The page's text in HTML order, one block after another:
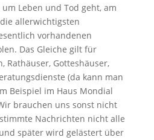
Leben und Tod geht, am
allerwichtigsten
vorhandenen
Das Gleiche gilt für
Rathäuser, Gotteshäuser,
(da kann man
Beispiel im Haus Mondial
brauchen uns sonst nicht
Nachrichten nicht alle
später wird gelästert über